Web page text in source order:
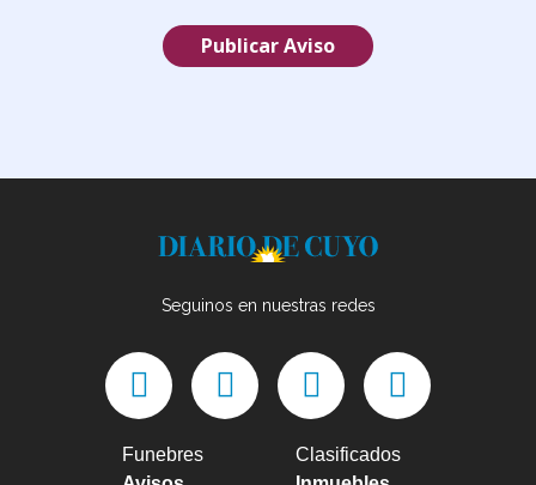
Publicar Aviso
Seguinos en nuestras redes
Funebres
Clasificados